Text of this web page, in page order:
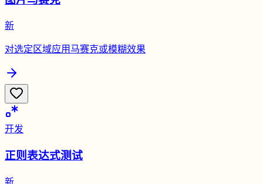
新
对选定区域应用马赛克或模糊效果
开发
正则表达式测试
新